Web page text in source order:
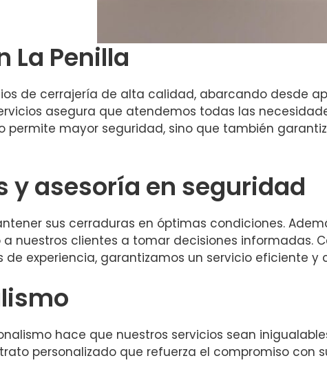
La Penilla
de cerrajería de alta calidad, abarcando desde
asegura que atendemos todas las
permite mayor seguridad, sino que también
y asesoría en seguridad
sus cerraduras en óptimas condiciones.
nuestros clientes a tomar decisiones informadas.
experiencia, garantizamos un servicio eficiente y
hace que nuestros servicios sean
personalizado que refuerza el compromiso con